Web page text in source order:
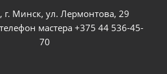
г. Минск, ул. Лермонтова, 29
мастера +375 44 536-45-
70